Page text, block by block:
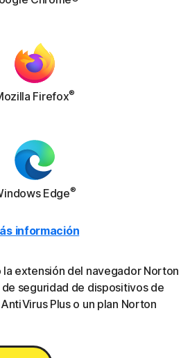
Firefox®
Edge®
información
extensión del navegador Norton
seguridad de dispositivos de
Plus o un plan Norton